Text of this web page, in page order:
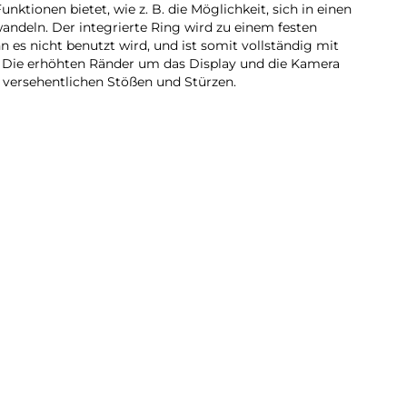
bietet, wie z. B. die Möglichkeit, sich in einen
Der integrierte Ring wird zu einem festen
es nicht benutzt wird, und ist somit vollständig mit
erhöhten Ränder um das Display und die Kamera
Stößen und Stürzen.